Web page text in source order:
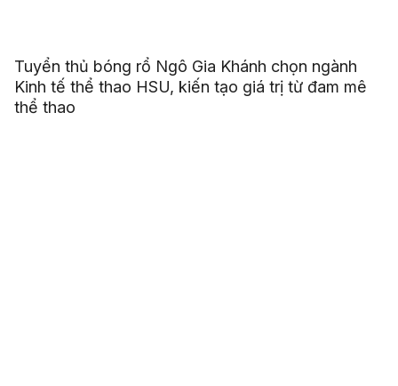
Tuyển thủ bóng rổ Ngô Gia Khánh chọn ngành
Kinh tế thể thao HSU, kiến tạo giá trị từ đam mê
thể thao